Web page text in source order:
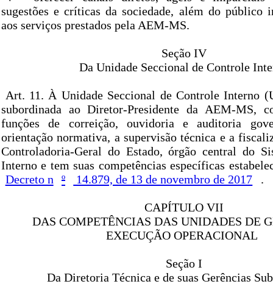
sugestões e críticas da sociedade, além do público
aos serviços prestados pela AEM-MS.
Seção IV
Da Unidade Seccional de Controle
Art. 11. À Unidade Seccional de Controle Interno
subordinada ao Diretor-Presidente da AEM-MS,
funções de correição, ouvidoria e auditoria
orientação normativa, a supervisão técnica e a
Controladoria-Geral do Estado, órgão central do
Interno e tem suas competências específicas
Decreto n
º 14.879, de 13 de novembro de 2017 .
CAPÍTULO VII
DAS COMPETÊNCIAS DAS UNIDADES DE
EXECUÇÃO OPERACIONAL
Seção I
Da Diretoria Técnica e de suas Gerências